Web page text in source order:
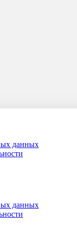
подъезд 7, офис
данных
данных